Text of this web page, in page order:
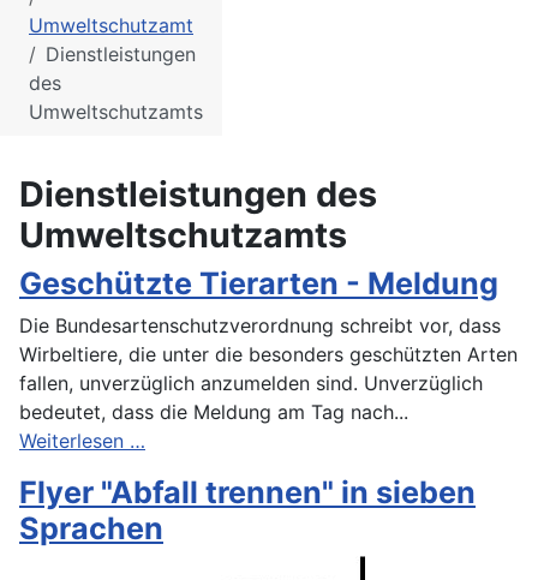
Umweltschutzamt
Dienstleistungen
des
Umweltschutzamts
Dienstleistungen des
Umweltschutzamts
Geschützte Tierarten - Meldung
Die Bundesartenschutzverordnung schreibt vor, dass
Wirbeltiere, die unter die besonders geschützten Arten
fallen, unverzüglich anzumelden sind. Unverzüglich
bedeutet, dass die Meldung am Tag nach...
Weiterlesen …
Flyer "Abfall trennen" in sieben
Sprachen